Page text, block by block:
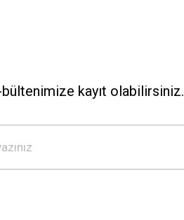
kayıt olabilirsiniz.